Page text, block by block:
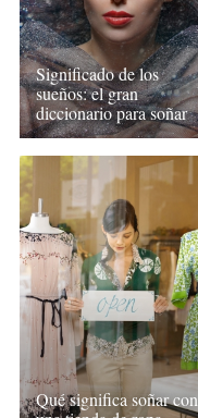
Significado de los
sueños: el gran
diccionario para soñar
Qué significa soñar con